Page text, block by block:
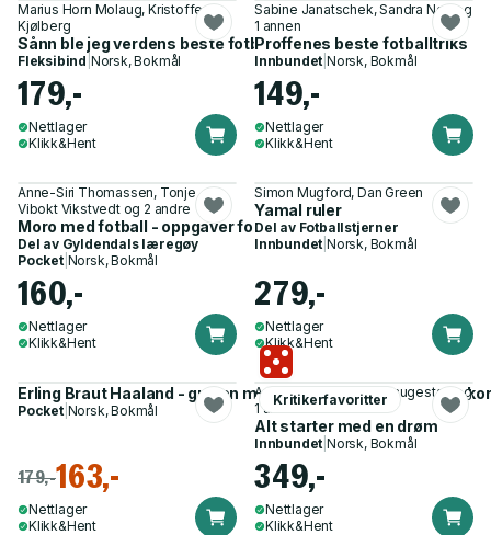
Marius Horn Molaug, Kristoffer
Kjølberg
Sånn ble jeg verdens beste fotballspiller
Fleksibind Norsk, Bokmål
179,-
Nettlager
Klikk&Hent
Sabine Janatschek, Sandra Noa og
1 annen
Proffenes beste fotballtriks
Innbundet |Norsk, Bokmål
149,-
Nettlager
Klikk&Hent
Anne-Siri Thomassen, Tonje
Vibokt Vikstvedt og 2 andre
Moro med fotball - oppgaver for alle som liker fotball
Del av Gyldendals læregøy
Pocket| Norsk, Bokmål
160,-
Nettlager
Klikk&Hent
Simon Mugford, Dan Green
Yamal ruler
Del av Fotballstjerner
Innbundet |Norsk, Bokmål
279,-
Nettlager
Klikk&Hent
Erling Braut Haaland - gutten med gullstøvlene : målene,
Pocket| Norsk, Bokmål
179,-163,-
Nettlager
Klikk&Hent
Kritikerfavoritter
Antonio Nusa, Frode Saugestad og
1 annen
Alt starter med en drøm
Innbundet |Norsk, Bokmål
349,-
Nettlager
Klikk&Hent